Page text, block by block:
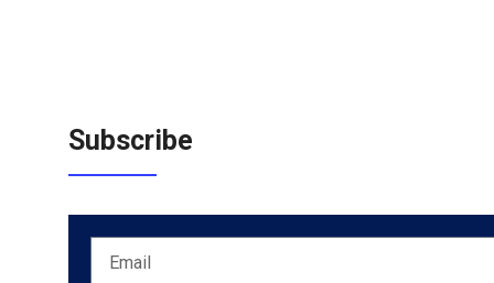
Subscribe